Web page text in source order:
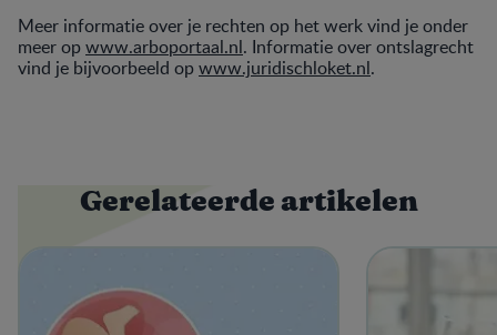
Meer informatie over je rechten op het werk vind je onder
meer opwww.arboportaal.nl. Informatie over ontslagrecht
vind je bijvoorbeeld opwww.juridischloket.nl.
Gerelateerde artikelen